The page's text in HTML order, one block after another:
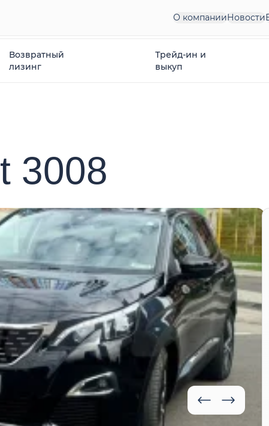
О компанииНовости
Возвратный
лизинг
Трейд-ин и
выкуп
3008